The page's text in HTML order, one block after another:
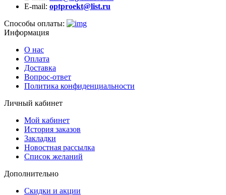
E-mail: optproekt@list.ru
Способы оплаты:
Информация
О нас
Оплата
Доставка
Вопрос-ответ
Политика конфиденциальности
Личный кабинет
Мой кабинет
История заказов
Закладки
Новостная рассылка
Список желаний
Дополнительно
Скидки и акции